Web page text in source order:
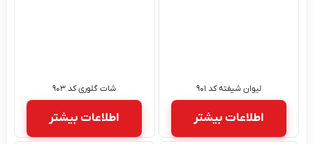
لیوان شیفته کد ۹۰۱
اطلاعات بیشتر
شات گلوری کد ۹۰۳
اطلاعات بیشتر